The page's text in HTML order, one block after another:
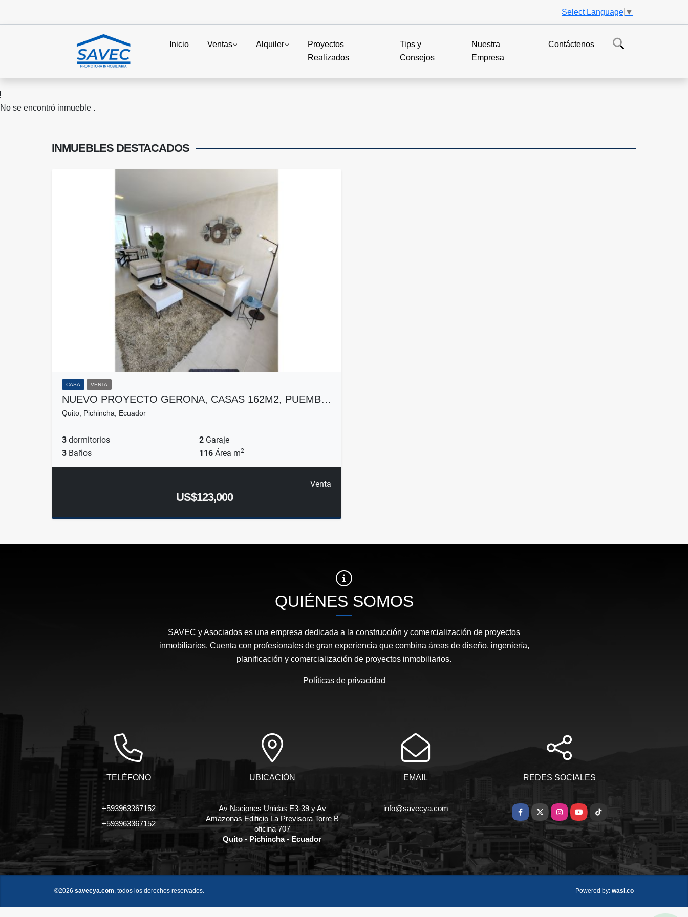
Select Language ▼
Inicio Ventas Alquiler
Proyectos
Realizados
Tips y
Consejos
Nuestra
Empresa
Contáctenos
No se encontró inmueble .
INMUEBLES DESTACADOS
CASA VENTA
NUEVO PROYECTO GERONA, CASAS 162M2, PUEMB…
Quito, Pichincha, Ecuador
3 dormitorios 2 Garaje
3 Baños 116 Área m2
Venta
US$123,000
QUIÉNES SOMOS
SAVEC y Asociados es una empresa dedicada a la construcción y comercialización de proyectos
inmobiliarios. Cuenta con profesionales de gran experiencia que combina áreas de diseño, ingeniería,
planificación y comercialización de proyectos inmobiliarios.
Políticas de privacidad
TELÉFONO
+593963367152
+593963367152
UBICACIÓN
Av Naciones Unidas E3-39 y Av
Amazonas Edificio La Previsora Torre B
oficina 707
Quito - Pichincha - Ecuador
EMAIL
info@savecya.com
REDES SOCIALES
Facebook
X InstagramYouTube
TikTok
©2026 savecya.com , todos los derechos reservados. Powered by: wasi.co